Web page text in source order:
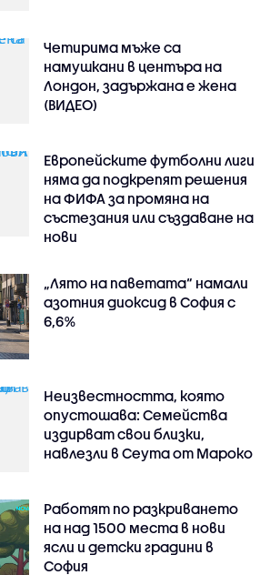
Четирима мъже са
намушкани в центъра на
Лондон, задържана е жена
(ВИДЕО)
Европейските футболни лиги
няма да подкрепят решения
на ФИФА за промяна на
състезания или създаване на
нови
„Лято на паветата“ намали
азотния диоксид в София с
6,6%
Неизвестността, която
опустошава: Семейства
издирват свои близки,
навлезли в Сеута от Мароко
Работят по разкриването
на над 1500 места в нови
ясли и детски градини в
София